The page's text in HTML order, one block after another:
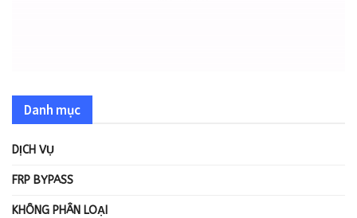
Danh mục
DỊCH VỤ
FRP BYPASS
KHÔNG PHÂN LOẠI